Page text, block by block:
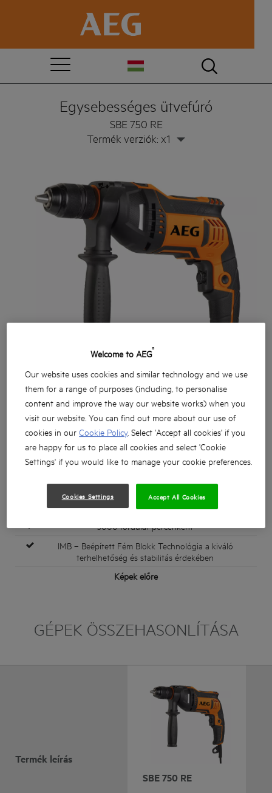
Egysebességes ütvefúró
SBE 750 RE
Termék verziók: x1
Kompakt és erőteljes 750 wattos motor
Fordulatszám előválasztó a kapcsolóban
3000 fordulat percenként
IMB – Beépített Fém Blokk Technológia a kiváló
terhelhetőség és stabilitás érdekében
Képek előre
GÉPEK ÖSSZEHASONLÍTÁSA
Termék leírás
SBE 750 RE
Welcome to AEG®
Our website uses cookies and similar technology and we use
them for a range of purposes (including, to personalise
content and improve the way our website works) when you
visit our website. You can find out more about our use of
cookies in ourCookie Policy. Select 'Accept all cookies' if you
are happy for us to place all cookies and select 'Cookie
Settings' if you would like to manage your cookie preferences.
Cookies Settings Accept All Cookies